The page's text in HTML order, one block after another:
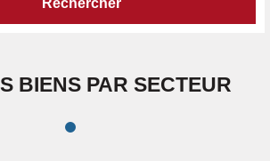
PAR SECTEUR
BIENS PAR SECTEUR